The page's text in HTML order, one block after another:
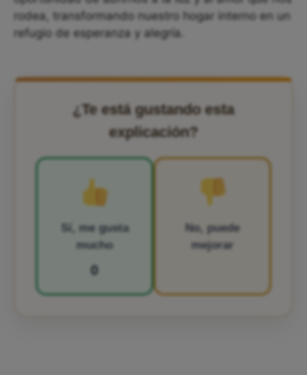
rodea, transformando nuestro hogar interno en un
refugio de esperanza y alegría.
¿Te está gustando esta
explicación?
Sí, me gusta
mucho
0
No, puede
mejorar